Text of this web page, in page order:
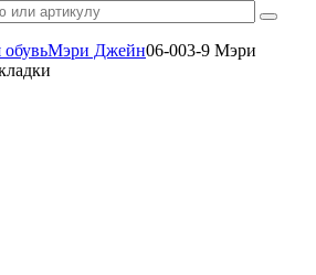
Мэри Джейн06-003-9 Мэри